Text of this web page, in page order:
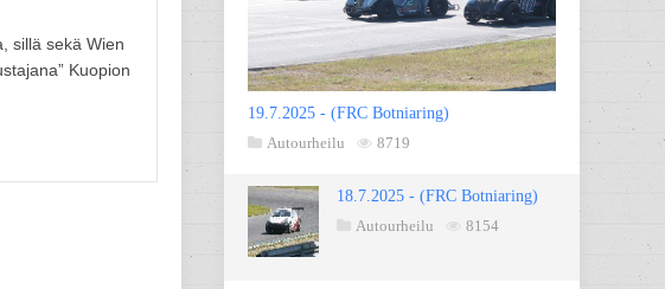
sillä sekä Wien
Kuopion
19.7.2025 - (FRC Botniaring)
Autourheilu
8719
18.7.2025 - (FRC Botniaring)
Autourheilu
8154